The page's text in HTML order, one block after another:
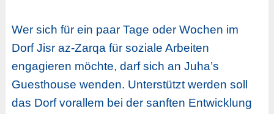
Wer sich für ein paar Tage oder Wochen im
Dorf Jisr az-Zarqa für soziale Arbeiten
engagieren möchte, darf sich an Juha’s
Guesthouse wenden. Unterstützt werden soll
das Dorf vorallem bei der sanften Entwicklung